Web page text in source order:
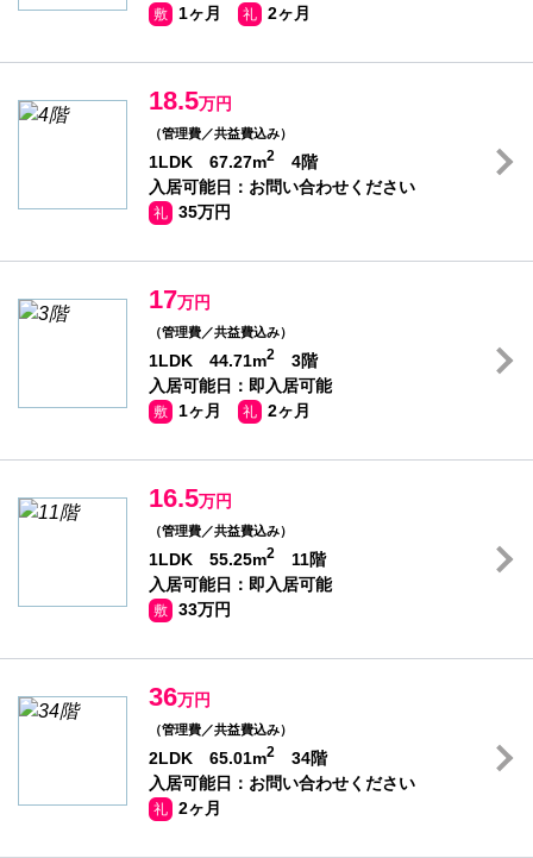
敷 1ヶ月 礼 2ヶ月
18.5万円
（管理費／共益費込み）
1LDK 67.27m2
4階
入居可能日：お問い合わせください
礼 35万円
17万円
（管理費／共益費込み）
1LDK 44.71m2
3階
入居可能日：即入居可能
敷 1ヶ月 礼 2ヶ月
16.5万円
（管理費／共益費込み）
1LDK 55.25m2
11階
入居可能日：即入居可能
敷 33万円
36万円
（管理費／共益費込み）
2LDK 65.01m2
34階
入居可能日：お問い合わせください
礼 2ヶ月